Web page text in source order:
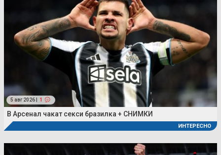
5 авг 2026 | 1
В Арсенал чакат секси бразилка + СНИМКИ
ИНТЕРЕСНО